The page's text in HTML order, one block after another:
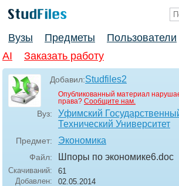
Вузы Предметы Пользователи
AI
Заказать работу
Добавил:Studfiles2
Опубликованный материал
права? Сообщите нам.
Вуз:
Уфимский
Технический Университет
Предмет: Экономика
Файл: Шпоры по экономике6.doc
Скачиваний:
61
Добавлен:
02.05.2014